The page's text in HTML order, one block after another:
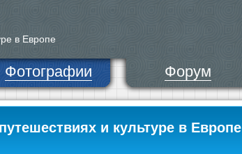
в Европе
Фотографии Форум
и культуре в Европе